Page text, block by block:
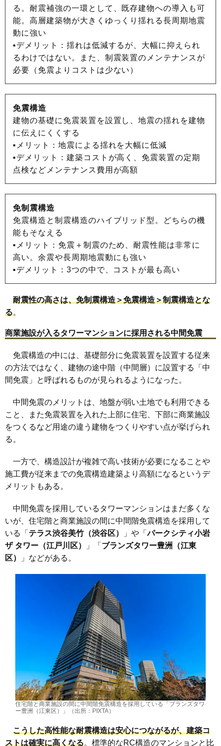
る。耐震補強の一環として、既存建物への導入も可
能。高層建築物が大きくゆっくり揺れる長周期地震
動に強い
▪デメリット：揺れは低減するが、大幅に抑えられ
るわけではない。また、制震装置のメンテナンスが
必要（免震よりコストは少ない）
免震構造
建物の基礎に免震装置を設置し、地震の揺れを建物
に伝えにくくする
▪メリット：地震による揺れを大幅に低減
▪デメリット：建築コストが高く、免震装置の定期
点検などメンテナンス費用が高額
免制震構造
免震構造と制震構造のハイブリッド型。どちらの機
能もそなえる
▪メリット：免震＋制震のため、耐震性能は非常に
高い。余震や長周期地震動にも強い
▪デメリット：3つの中で、コストが最も高い
耐震性の高さは、免制震構造＞免震構造＞制震構造とな
る。
商業施設が入るタワーマンションに採用される中間免震
免震構造の中には、基礎部分に免震装置を設置する従来
の方法ではなく、建物の途中階（中間層）に設置する「中
間免震」と呼ばれるものが見られるようになった。
中間免震のメリットは、地盤が弱い土地でも利用できる
こと、また免震装置を入れた上部に住宅、下部に商業施設
をつくるなど用途の違う建物をつくりやすい点が挙げられ
る。
一方で、構造設計が複雑で高い技術が必要になることや
施工費が従来までの免震構造建築より高額になるというデ
メリットもある。
中間免震を採用しているタワーマンションはまだ多くな
いが、住宅階と商業施設の間に中間階免震構造を採用して
いる「 テラス渋谷美竹（渋谷区） 」や「パークシティ小岩
ザ タワー（江戸川区）
」「 ブランズタワー豊洲（江東
区）
」などがある。
住宅階と商業施設の間に中間階免震構造を採用している「ブランズタワ
ー豊洲（江東区）」（出所：PIXTA）
こうした高性能な耐震構造は安心につながるが、建築コ
ストは確実に高くなる。標準的なRC構造のマンションと比